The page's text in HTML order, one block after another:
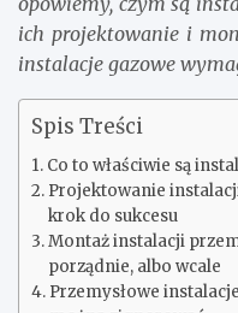
ich projektowanie i
instalacje gazowe
Spis Treści
Co to właściwie są
Projektowanie
krok do sukcesu
Montaż instalacji
porządnie, albo wcale
Przemysłowe